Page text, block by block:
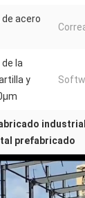
acero
la
y
prefabricado